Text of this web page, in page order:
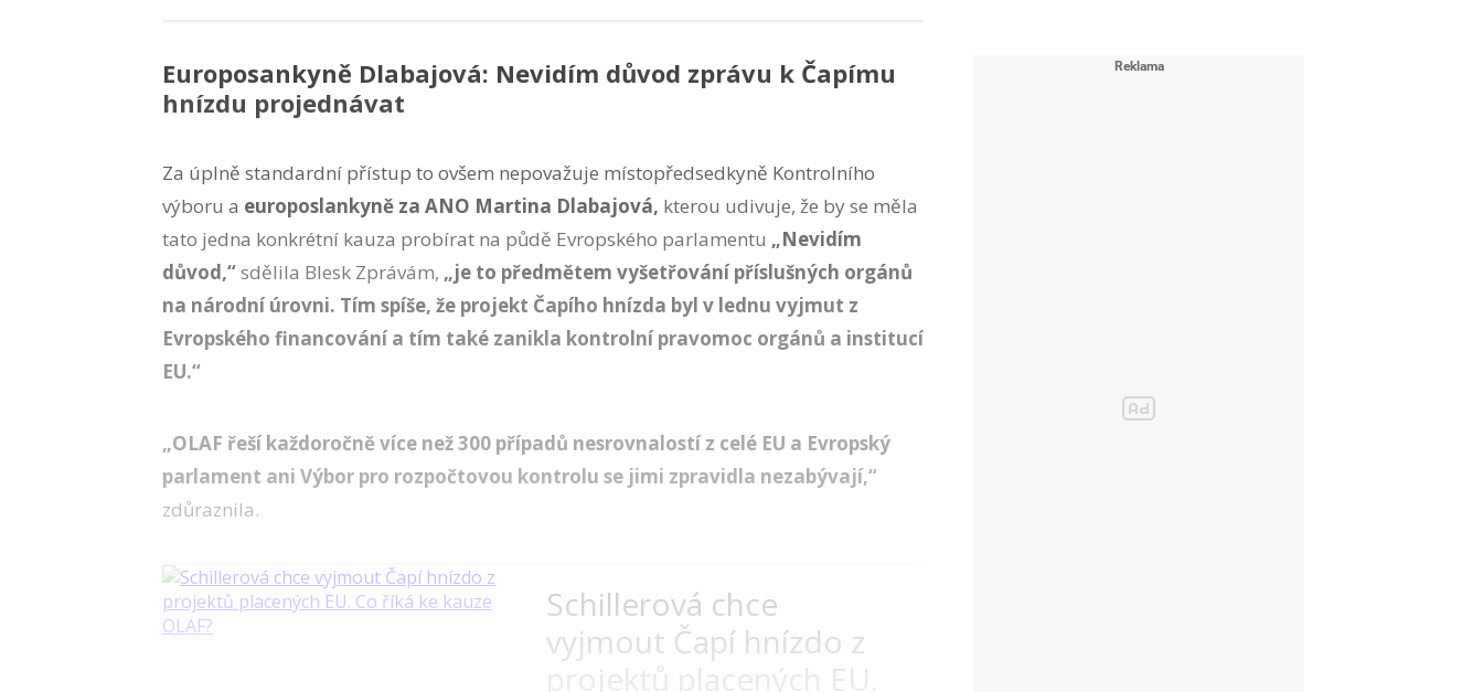
Europosankyně Dlabajová: Nevidím důvod zprávu k Čapímu
hnízdu projednávat
Za úplně standardní přístup to ovšem nepovažuje místopředsedkyně Kontrolního
výboru a europoslankyně za ANO Martina Dlabajová, kterou udivuje, že by se měla
tato jedna konkrétní kauza probírat na půdě Evropského parlamentu „Nevidím
důvod,“sdělila Blesk Zprávám, „je to předmětem vyšetřování příslušných orgánů
na národní úrovni. Tím spíše, že projekt Čapího hnízda byl v lednu vyjmut z
Evropského financování a tím také zanikla kontrolní pravomoc orgánů a institucí
EU.“
„OLAF řeší každoročně více než 300 případů nesrovnalostí z celé EU a Evropský
parlament ani Výbor pro rozpočtovou kontrolu se jimi zpravidla nezabývají,“
zdůraznila.
Schillerová chce
vyjmout Čapí hnízdo z
projektů placených EU.